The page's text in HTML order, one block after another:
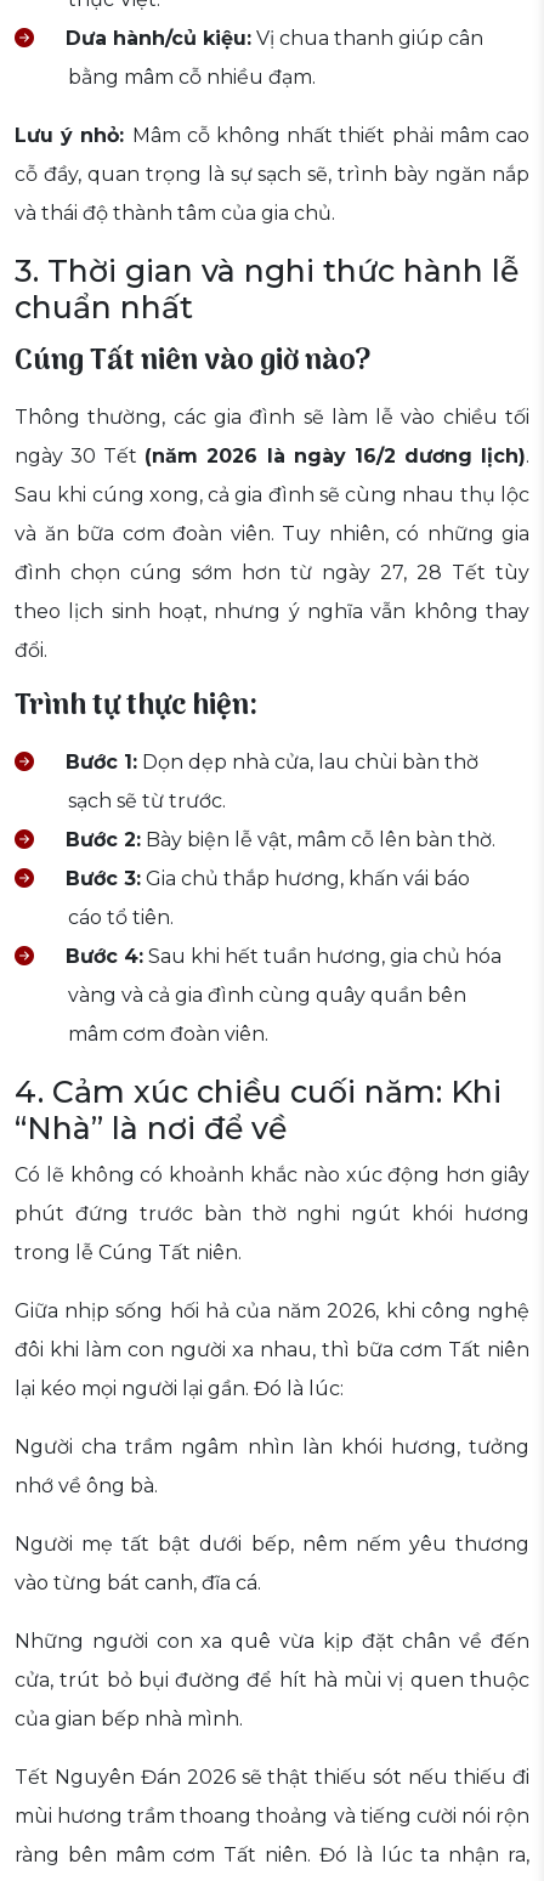
Dưa hành/củ kiệu: Vị chua thanh giúp cân
bằng mâm cỗ nhiều đạm.
Lưu ý nhỏ: Mâm cỗ không nhất thiết phải mâm cao
cỗ đầy, quan trọng là sự sạch sẽ, trình bày ngăn nắp
và thái độ thành tâm của gia chủ.
3. Thời gian và nghi thức hành lễ
chuẩn nhất
Cúng Tất niên vào giờ nào?
Thông thường, các gia đình sẽ làm lễ vào chiều tối
ngày 30 Tết (năm 2026 là ngày 16/2 dương lịch).
Sau khi cúng xong, cả gia đình sẽ cùng nhau thụ lộc
và ăn bữa cơm đoàn viên. Tuy nhiên, có những gia
đình chọn cúng sớm hơn từ ngày 27, 28 Tết tùy
theo lịch sinh hoạt, nhưng ý nghĩa vẫn không thay
đổi.
Trình tự thực hiện:
Bước 1: Dọn dẹp nhà cửa, lau chùi bàn thờ
sạch sẽ từ trước.
Bước 2: Bày biện lễ vật, mâm cỗ lên bàn thờ.
Bước 3: Gia chủ thắp hương, khấn vái báo
cáo tổ tiên.
Bước 4: Sau khi hết tuần hương, gia chủ hóa
vàng và cả gia đình cùng quây quần bên
mâm cơm đoàn viên.
4. Cảm xúc chiều cuối năm: Khi
“Nhà” là nơi để về
Có lẽ không có khoảnh khắc nào xúc động hơn giây
phút đứng trước bàn thờ nghi ngút khói hương
trong lễ Cúng Tất niên.
Giữa nhịp sống hối hả của năm 2026, khi công nghệ
đôi khi làm con người xa nhau, thì bữa cơm Tất niên
lại kéo mọi người lại gần. Đó là lúc:
Người cha trầm ngâm nhìn làn khói hương, tưởng
nhớ về ông bà.
Người mẹ tất bật dưới bếp, nêm nếm yêu thương
vào từng bát canh, đĩa cá.
Những người con xa quê vừa kịp đặt chân về đến
cửa, trút bỏ bụi đường để hít hà mùi vị quen thuộc
của gian bếp nhà mình.
Tết Nguyên Đán 2026 sẽ thật thiếu sót nếu thiếu đi
mùi hương trầm thoang thoảng và tiếng cười nói rộn
ràng bên mâm cơm Tất niên. Đó là lúc ta nhận ra,